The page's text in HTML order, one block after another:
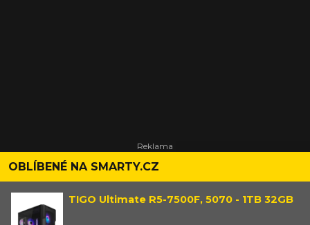
OBLÍBENÉ NA SMARTY.CZ
TIGO Ultimate R5-7500F, 5070 - 1TB 32GB